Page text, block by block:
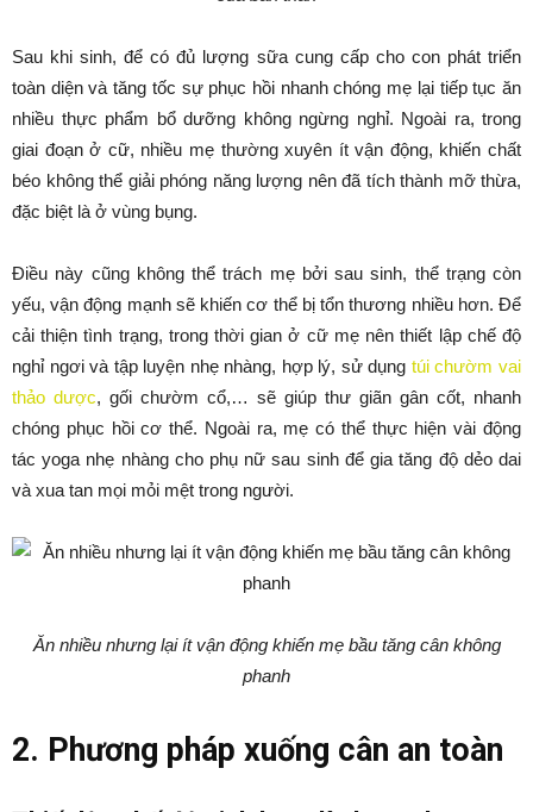
Sau khi sinh, để có đủ lượng sữa cung cấp cho con phát triển
toàn diện và tăng tốc sự phục hồi nhanh chóng mẹ lại tiếp tục ăn
nhiều thực phẩm bổ dưỡng không ngừng nghỉ. Ngoài ra, trong
giai đoạn ở cữ, nhiều mẹ thường xuyên ít vận động, khiến chất
béo không thể giải phóng năng lượng nên đã tích thành mỡ thừa,
đặc biệt là ở vùng bụng.
Điều này cũng không thể trách mẹ bởi sau sinh, thể trạng còn
yếu, vận động mạnh sẽ khiến cơ thể bị tổn thương nhiều hơn. Để
cải thiện tình trạng, trong thời gian ở cữ mẹ nên thiết lập chế độ
nghỉ ngơi và tập luyện nhẹ nhàng, hợp lý, sử dụng túi chườm vai
thảo dược, gối chườm cổ,… sẽ giúp thư giãn gân cốt, nhanh
chóng phục hồi cơ thể. Ngoài ra, mẹ có thể thực hiện vài động
tác yoga nhẹ nhàng cho phụ nữ sau sinh để gia tăng độ dẻo dai
và xua tan mọi mỏi mệt trong người.
Ăn nhiều nhưng lại ít vận động khiến mẹ bầu tăng cân không
phanh
2. Phương pháp xuống cân an toàn